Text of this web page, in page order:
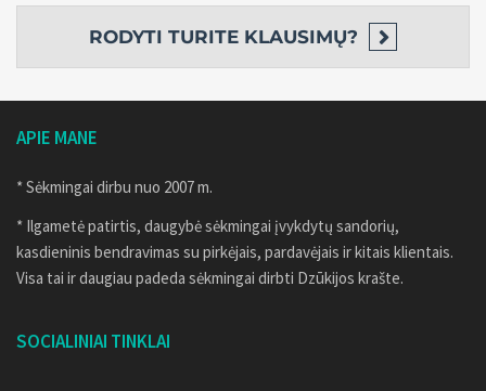
RODYTI TURITE KLAUSIMŲ?
APIE MANE
* Sėkmingai dirbu nuo 2007 m.
* Ilgametė patirtis, daugybė sėkmingai įvykdytų sandorių,
kasdieninis bendravimas su pirkėjais, pardavėjais ir kitais klientais.
Visa tai ir daugiau padeda sėkmingai dirbti Dzūkijos krašte.
SOCIALINIAI TINKLAI